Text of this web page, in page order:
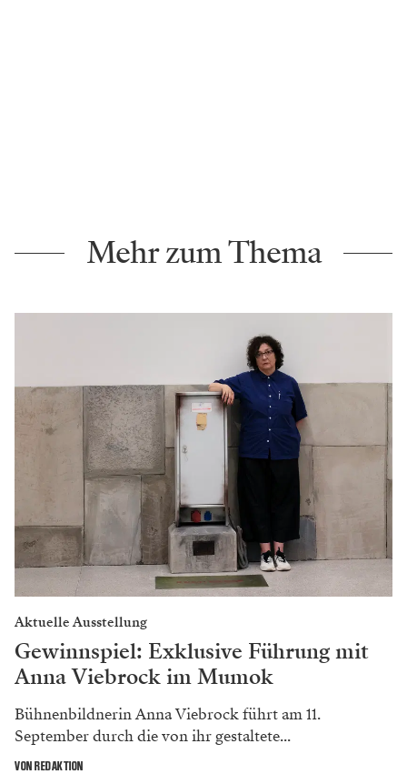
Mehr zum Thema
Aktuelle Ausstellung
Gewinnspiel: Exklusive Führung mit
Anna Viebrock im Mumok
Bühnenbildnerin Anna Viebrock führt am 11.
September durch die von ihr gestaltete...
VON REDAKTION